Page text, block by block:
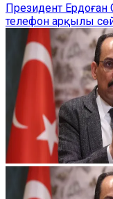
Президент Ердоған
телефон арқылы